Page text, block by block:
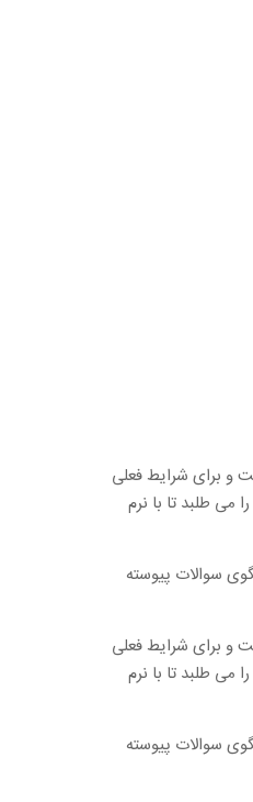
و برای شرایط فعلی
می طلبد تا با نرم
سوالات پیوسته
و برای شرایط فعلی
می طلبد تا با نرم
سوالات پیوسته